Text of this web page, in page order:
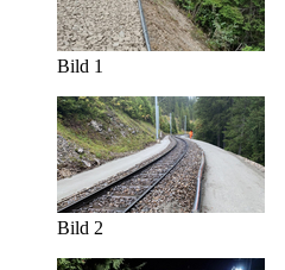
Bild 1
Bild 2